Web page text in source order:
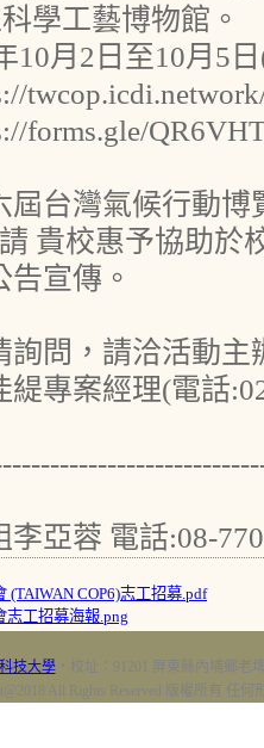
學工藝博物館。
10月2日至10月5
forms.gle/
屆台灣氣候行動
貴校惠予協助於
宣傳。
詢問，請洽活動
專案經理(電話
亞蓉 電話:08-
(TAIWAN COP6)志工招募.pdf
志工招募海報.png
技大學‧校址：91201 屏東縣內埔鄉老